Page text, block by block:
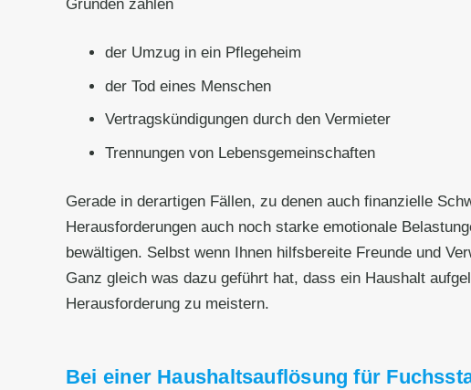
Gründen zählen
der Umzug in ein Pflegeheim
der Tod eines Menschen
Vertragskündigungen durch den Vermieter
Trennungen von Lebensgemeinschaften
Gerade in derartigen Fällen, zu denen auch finanzielle
Herausforderungen auch noch starke emotionale
bewältigen. Selbst wenn Ihnen hilfsbereite Freunde und
Ganz gleich was dazu geführt hat, dass ein Haushalt
Herausforderung zu meistern.
Bei einer Haushaltsauflösung für